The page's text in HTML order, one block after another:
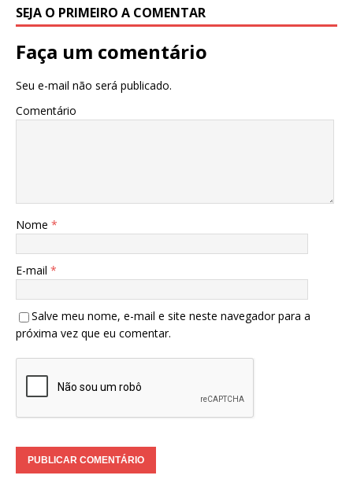
SEJA O PRIMEIRO A COMENTAR
Faça um comentário
Seu e-mail não será publicado.
Comentário
Nome *
E-mail *
Salve meu nome, e-mail e site neste navegador para a
próxima vez que eu comentar.